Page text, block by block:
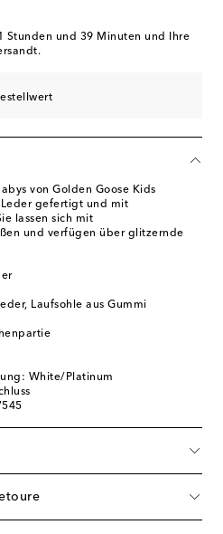
Stunden und 39 Minuten und Ihre
von Golden Goose Kids
gefertigt und mit
lassen sich mit
und verfügen über glitzernde
Laufsohle aus Gummi
White/Platinum